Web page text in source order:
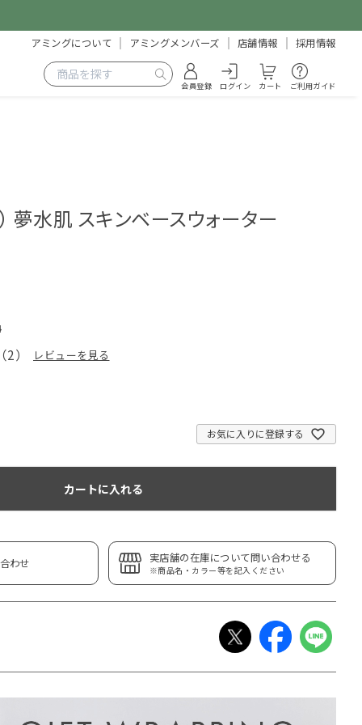
アミングについて アミングメンバーズ 店舗情報 採用情報
会員登録 ログイン カート ご利用ガイド
夢水肌 スキンベースウォーター
2） レビューを見る
お気に入りに登録する
カートに入れる
わせ 実店舗の在庫について問い合わせる
※商品名・カラー等を記入ください